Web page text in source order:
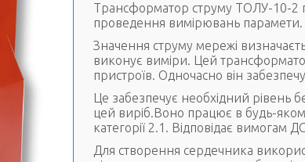
Трансформатор струму ТОЛУ-10-2
проведення вимірювань парамети.
Значення струму мережі
виконує виміри. Цей
пристроїв. Одночасно він
Це забезпечує необхідний рівень
цей виріб.Воно працює в будь-
категорії 2.1. Відповідає вимогам
Для створення сердечника